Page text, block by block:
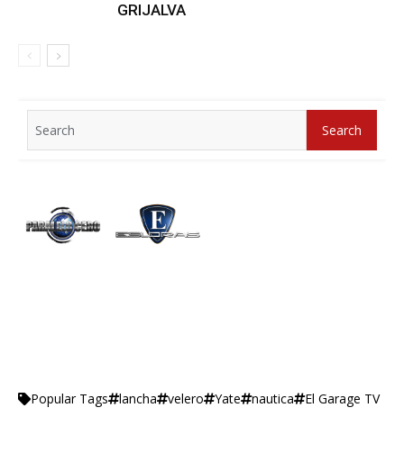
GRIJALVA
for:
Search
Popular Tags lancha velero Yate nautica El Garage TV